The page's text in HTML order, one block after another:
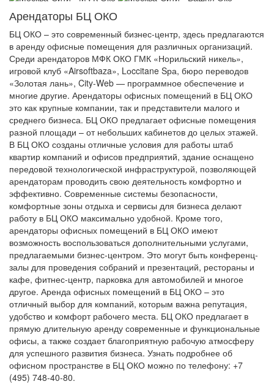
Арендаторы БЦ ОКО
БЦ ОКО – это современный бизнес-центр, здесь предлагаются
в аренду офисные помещения для различных организаций.
Среди арендаторов МФК ОКО ГМК «Норильский никель»,
игровой клуб «Airsoftbaza», Lоccitane Sра, бюро переводов
«Золотая лань», City-Web — программное обеспечение и
многие другие. Арендаторы офисных помещений в БЦ ОКО
это как крупные компании, так и представители малого и
среднего бизнеса. БЦ ОКО предлагает офисные помещения
разной площади – от небольших кабинетов до целых этажей.
В БЦ ОКО созданы отличные условия для работы штаб
квартир компаний и офисов предприятий, здание оснащено
передовой технологической инфраструктурой, позволяющей
арендаторам проводить свою деятельность комфортно и
эффективно. Современные системы безопасности,
комфортные зоны отдыха и сервисы для бизнеса делают
работу в БЦ ОКО максимально удобной. Кроме того,
арендаторы офисных помещений в БЦ ОКО имеют
возможность воспользоваться дополнительными услугами,
предлагаемыми бизнес-центром. Это могут быть конференц-
залы для проведения собраний и презентаций, рестораны и
кафе, фитнес-центр, парковка для автомобилей и многое
другое. Аренда офисных помещений в БЦ ОКО – это
отличный выбор для компаний, которым важна репутация,
удобство и комфорт рабочего места. БЦ ОКО предлагает в
прямую длительную аренду современные и функциональные
офисы, а также создает благоприятную рабочую атмосферу
для успешного развития бизнеса. Узнать подробнее об
офисном пространстве в БЦ ОКО можно по телефону: +7
(495) 748-40-80.